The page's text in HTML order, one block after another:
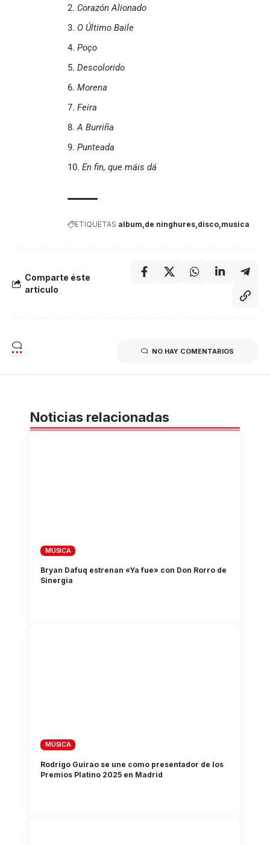
Corazón Alionado
O Último Baile
Poço
Descolorido
Morena
Feira
A Burriña
Punteada
En fin, que máis dá
ETIQUETAS album de ninghures disco musica
Comparte éste
artículo
NO HAY COMENTARIOS
Noticias relacionadas
MÚSICA
Bryan Dafuq estrenan «Ya fue» con Don Rorro de
Sinergia
MÚSICA
Rodrigo Guirao se une como presentador de los
Premios Platino 2025 en Madrid